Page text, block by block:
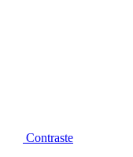
Contraste